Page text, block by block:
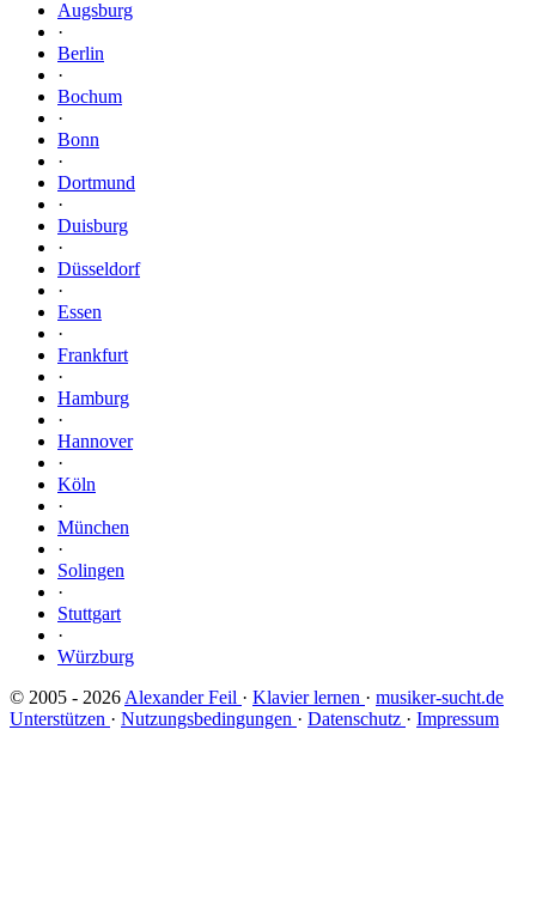
Augsburg
·
Berlin
·
Bochum
·
Bonn
·
Dortmund
·
Duisburg
·
Düsseldorf
·
Essen
·
Frankfurt
·
Hamburg
·
Hannover
·
Köln
·
München
·
Solingen
·
Stuttgart
·
Würzburg
© 2005 - 2026Alexander Feil · Klavier lernen · musiker-sucht.de
Unterstützen · Nutzungsbedingungen · Datenschutz · Impressum